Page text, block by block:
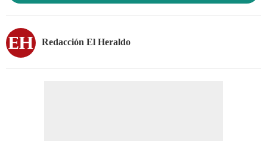
Redacción El Heraldo